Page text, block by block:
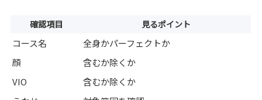
確認項目 見るポイント
コース名
全身かパーフェクトか
顔
含むか除くか
VIO
含むか除くか